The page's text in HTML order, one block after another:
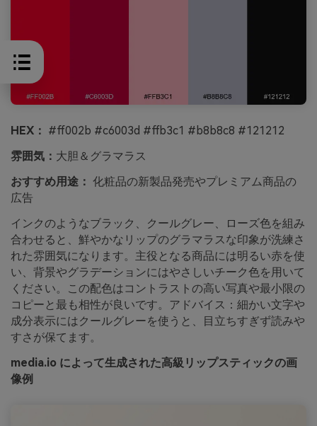
HEX： #ff002b #c6003d #ffb3c1 #b8b8c8 #121212
雰囲気： 大胆＆グラマラス
おすすめ用途： 化粧品の新製品発売やプレミアム商品の
広告
インクのようなブラック、クールグレー、ローズ色を組み
合わせると、鮮やかなリップのグラマラスな印象が洗練さ
れた雰囲気になります。主役となる商品には明るい赤を使
い、背景やグラデーションにはやさしいチーク色を用いて
ください。この配色はコントラストの高い写真や最小限の
コピーと最も相性が良いです。アドバイス：細かい文字や
成分表示にはクールグレーを使うと、目立ちすぎず読みや
すさが保てます。
media.io によって生成された高級リップスティックの画
像例